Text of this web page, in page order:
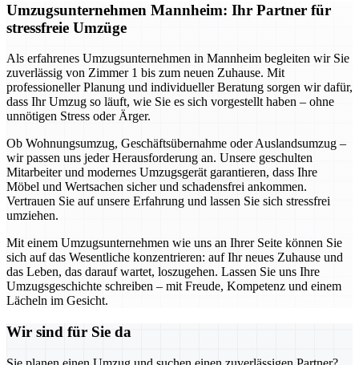
Umzugsunternehmen Mannheim: Ihr Partner für
stressfreie Umzüge
Als erfahrenes Umzugsunternehmen in Mannheim begleiten wir Sie
zuverlässig von Zimmer 1 bis zum neuen Zuhause. Mit
professioneller Planung und individueller Beratung sorgen wir dafür,
dass Ihr Umzug so läuft, wie Sie es sich vorgestellt haben – ohne
unnötigen Stress oder Ärger.
Ob Wohnungsumzug, Geschäftsübernahme oder Auslandsumzug –
wir passen uns jeder Herausforderung an. Unsere geschulten
Mitarbeiter und modernes Umzugsgerät garantieren, dass Ihre
Möbel und Wertsachen sicher und schadensfrei ankommen.
Vertrauen Sie auf unsere Erfahrung und lassen Sie sich stressfrei
umziehen.
Mit einem Umzugsunternehmen wie uns an Ihrer Seite können Sie
sich auf das Wesentliche konzentrieren: auf Ihr neues Zuhause und
das Leben, das darauf wartet, loszugehen. Lassen Sie uns Ihre
Umzugsgeschichte schreiben – mit Freude, Kompetenz und einem
Lächeln im Gesicht.
Wir sind für Sie da